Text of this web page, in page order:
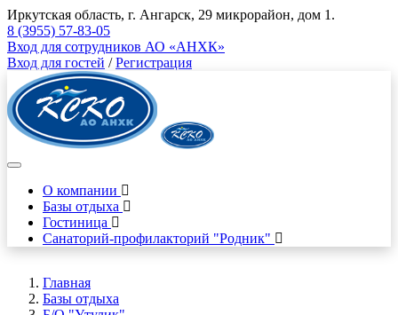
Иркутская область, г. Ангарск, 29 микрорайон, дом 1.
8 (3955) 57-83-05
Вход для сотрудников АО «АНХК»
Вход для гостей /Регистрация
О компании
Базы отдыха
Гостиница
Санаторий-профилакторий "Родник"
Главная
Базы отдыха